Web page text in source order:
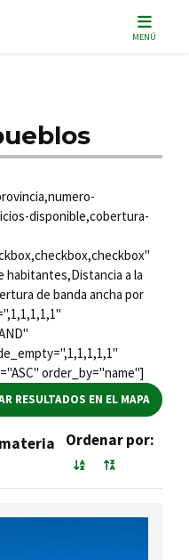
MENÚ
disponible,cobertura-
habitantes,Distancia a la
de banda ancha por
order_by="name"]
RESULTADOS EN EL MAPA
Ordenar por: